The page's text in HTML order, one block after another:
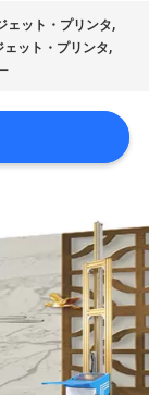
ェット・プリンタ,
ェット・プリンタ,